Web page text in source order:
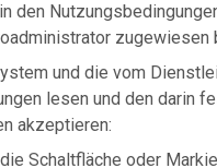
den
zugewiesen
und die vom
lesen und den darin
akzeptieren:
Schaltfläche oder